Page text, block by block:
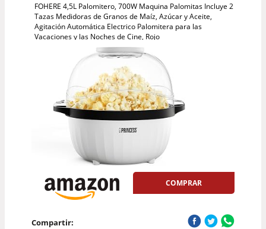
FOHERE 4,5L Palomitero, 700W Maquina Palomitas Incluye 2
Tazas Medidoras de Granos de Maíz, Azúcar y Aceite,
Agitación Automática Electrico Palomitera para las
Vacaciones y las Noches de Cine, Rojo
COMPRAR
Compartir: